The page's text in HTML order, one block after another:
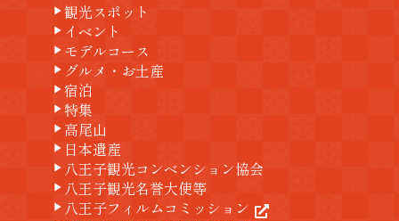
play_arrow観光スポット
play_arrow イベント
play_arrow モデルコース
play_arrow グルメ・お土産
play_arrow宿泊
play_arrow 特集
play_arrow 高尾山
play_arrow 日本遺産
play_arrow 八王子観光コンベンション協会
play_arrow 八王子観光名誉大使等
play_arrow 八王子フィルムコミッション